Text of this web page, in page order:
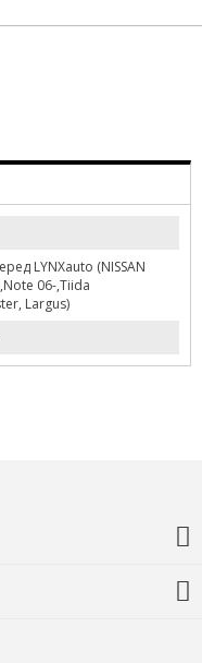
LYNXauto (NISSAN
06-,Tiida
Largus)